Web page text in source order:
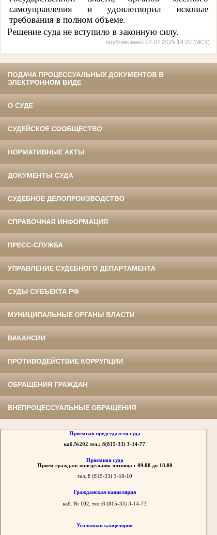
самоуправления и удовлетворил исковые
требования в полном объеме.
Решение суда не вступило в законную силу.
опубликовано 04.07.2025 14:20 (МСК)
ПОДАЧА ПРОЦЕССУАЛЬНЫХ ДОКУМЕНТОВ В
ЭЛЕКТРОННОМ ВИДЕ
О СУДЕ
СУДЕЙСКОЕ СООБЩЕСТВО
НОРМАТИВНЫЕ АКТЫ
ДОКУМЕНТЫ СУДА
СУДЕБНОЕ ДЕЛОПРОИЗВОДСТВО
СПРАВОЧНАЯ ИНФОРМАЦИЯ
ПРЕСС-СЛУЖБА
УПРАВЛЕНИЕ СУДЕБНОГО ДЕПАРТАМЕНТА
СУДЫ СУБЪЕКТА РФ
МУНИЦИПАЛЬНЫЕ ОРГАНЫ ВЛАСТИ
ВАКАНСИИ
ПРОТИВОДЕЙСТВИЕ КОРРУПЦИИ
ОБРАЩЕНИЯ ГРАЖДАН
ВНЕПРОЦЕССУАЛЬНЫЕ ОБРАЩЕНИЯ
Приемная председателя суда
каб.№202 тел.: 8(815-33) 3-14-77
Приемная суда
Прием граждан: понедельник-пятница с 09.00 до 18.00
тел.:8 (815-33) 3-10-10
Гражданская канцелярия
каб. № 102, тел.:8 (815-33) 3-14-73
Уголовная канцелярия